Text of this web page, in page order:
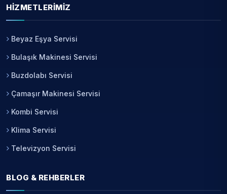
HIZMETLERIMIZ
Beyaz Eşya Servisi
Bulaşık Makinesi Servisi
Buzdolabı Servisi
Çamaşır Makinesi Servisi
Kombi Servisi
Klima Servisi
Televizyon Servisi
BLOG & REHBERLER